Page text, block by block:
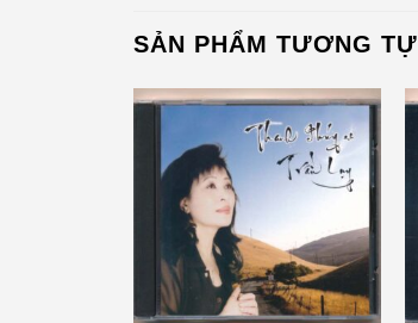
SẢN PHẨM TƯƠNG TỰ